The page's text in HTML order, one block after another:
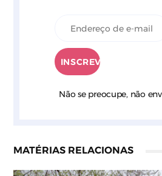
Não se preocupe, não
MATÉRIAS RELACIONAS